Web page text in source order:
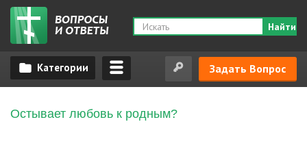
Найти
Задать Вопрос
Остывает любовь к родным?